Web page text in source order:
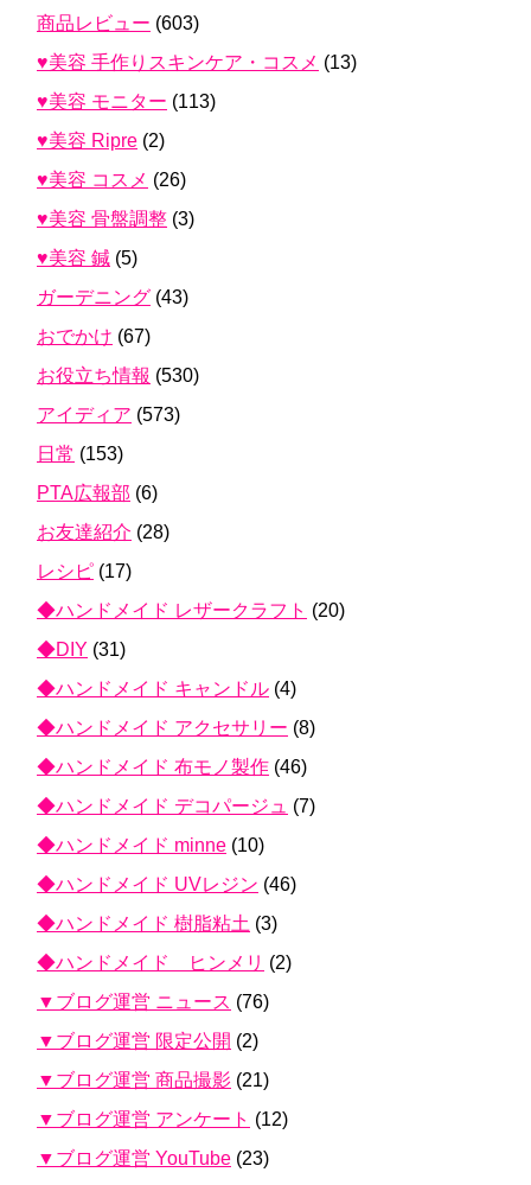
商品レビュー (603)
♥美容 手作りスキンケア・コスメ (13)
♥美容 モニター (113)
♥美容 Ripre (2)
♥美容 コスメ (26)
♥美容 骨盤調整 (3)
♥美容 鍼 (5)
ガーデニング (43)
おでかけ (67)
お役立ち情報 (530)
アイディア (573)
日常 (153)
PTA広報部 (6)
お友達紹介 (28)
レシピ (17)
◆ハンドメイド レザークラフト (20)
◆DIY (31)
◆ハンドメイド キャンドル (4)
◆ハンドメイド アクセサリー (8)
◆ハンドメイド 布モノ製作 (46)
◆ハンドメイド デコパージュ (7)
◆ハンドメイド minne (10)
◆ハンドメイド UVレジン (46)
◆ハンドメイド 樹脂粘土 (3)
◆ハンドメイド ヒンメリ (2)
▼ブログ運営 ニュース (76)
▼ブログ運営 限定公開 (2)
▼ブログ運営 商品撮影 (21)
▼ブログ運営 アンケート (12)
▼ブログ運営 YouTube (23)